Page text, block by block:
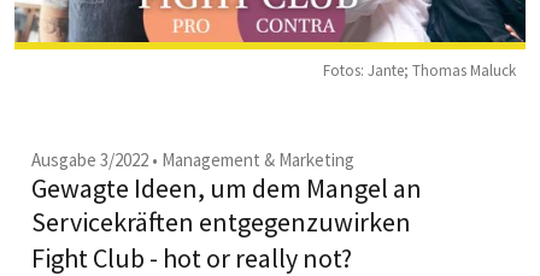
Fotos: Jante; Thomas Maluck
Ausgabe 3/2022 • Management & Marketing
Gewagte Ideen, um dem Mangel an
Servicekräften entgegenzuwirken
Fight Club - hot or really not?